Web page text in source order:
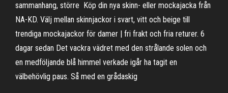
sammanhang, större Köp din nya skinn- eller mockajacka från
NA-KD. Välj mellan skinnjackor i svart, vitt och beige till
trendiga mockajackor för damer | fri frakt och fria returer. 6
dagar sedan Det vackra vädret med den strålande solen och
en medföljande blå himmel verkade igår ha tagit en
välbehövlig paus. Så med en grådaskig